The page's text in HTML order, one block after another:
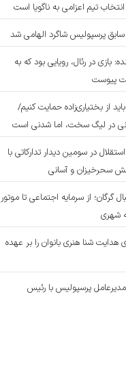
تیم اعزامی به ناگویا است
سابق پرسپولیس شاگرد الهامی شد
بازی در رئال، رویایی بود که به
پیوست
باید از بختیاری‌زاده حمایت کنیم/
در لیگ سخت، اما شدنی است
در سومین دیدار تدارکاتی با
سحرخیزان و آسانی
گرگان؛ از سرمایه اجتماعی تا موتور
شهری
هدایت شنا هنری بانوان را بر عهده
مدیرعامل پرسپولیس با رئیس